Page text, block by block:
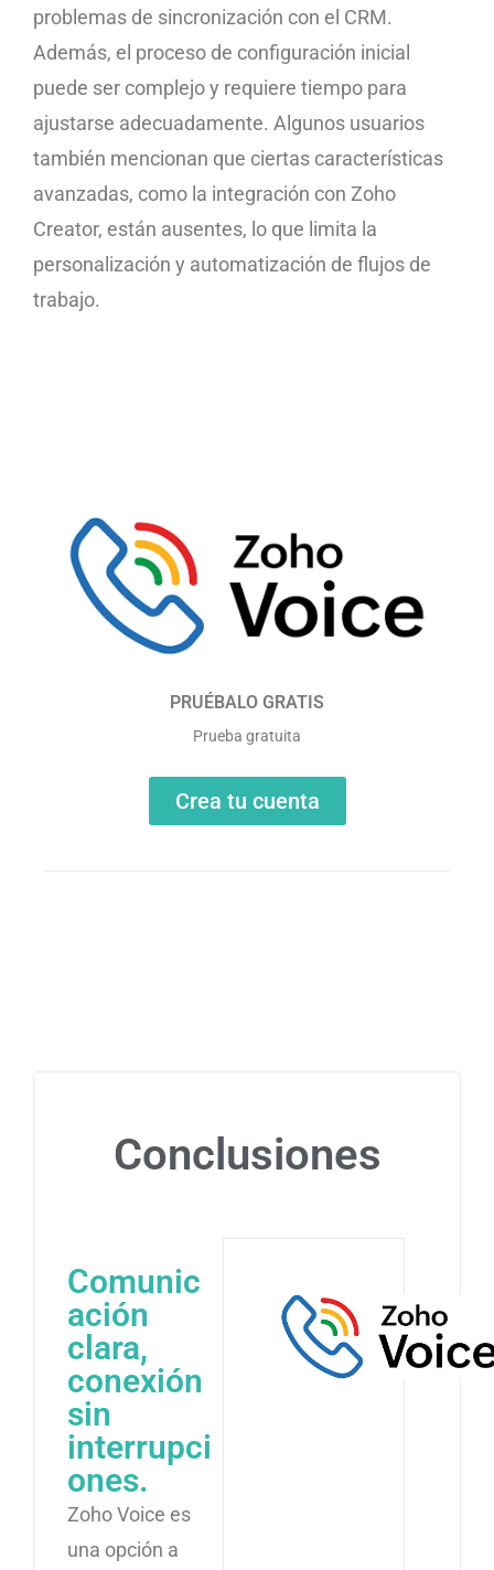
problemas de sincronización con el CRM.
Además, el proceso de configuración inicial
puede ser complejo y requiere tiempo para
ajustarse adecuadamente. Algunos usuarios
también mencionan que ciertas características
avanzadas, como la integración con Zoho
Creator, están ausentes, lo que limita la
personalización y automatización de flujos de
trabajo.
PRUÉBALO GRATIS
Prueba gratuita
Crea tu cuenta
Conclusiones
Comunic
ación
clara,
conexión
sin
interrupci
ones.
Zoho Voice es
una opción a